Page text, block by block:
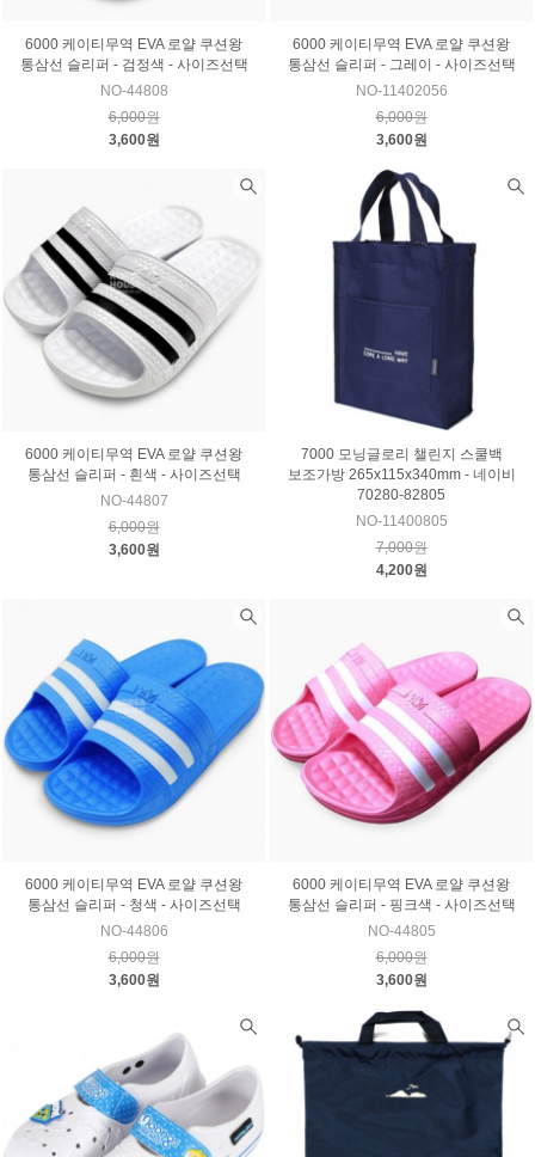
6000 케이티무역 EVA 로얄 쿠션왕
통삼선 슬리퍼 - 검정색 - 사이즈선택
NO-44808
6,000원
3,600원
6000 케이티무역 EVA 로얄 쿠션왕
통삼선 슬리퍼 - 그레이 - 사이즈선택
NO-11402056
6,000원
3,600원
6000 케이티무역 EVA 로얄 쿠션왕
통삼선 슬리퍼 - 흰색 - 사이즈선택
NO-44807
6,000원
3,600원
7000 모닝글로리 챌린지 스쿨백
보조가방 265x115x340mm - 네이비
70280-82805
NO-11400805
7,000원
4,200원
6000 케이티무역 EVA 로얄 쿠션왕
통삼선 슬리퍼 - 청색 - 사이즈선택
NO-44806
6,000원
3,600원
6000 케이티무역 EVA 로얄 쿠션왕
통삼선 슬리퍼 - 핑크색 - 사이즈선택
NO-44805
6,000원
3,600원